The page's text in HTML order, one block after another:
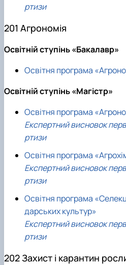
ртизи
201 Агрономія
Освітній ступінь «Бакалавр»
Освітня програма
Освітній ступінь «Магістр»
Освітня програма
Експертний висновок
ртизи
Освітня програма
Експертний висновок
ртизи
Освітня програма
дарських культур»
Експертний висновок
ртизи
202 Захист і карантин